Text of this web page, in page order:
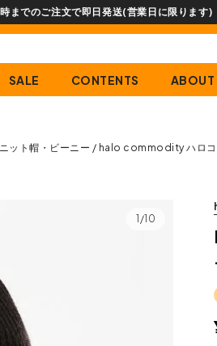
SALE CONTENTS ABOUT
ニット帽・ビーニー halo commodity ハロコ
1/10